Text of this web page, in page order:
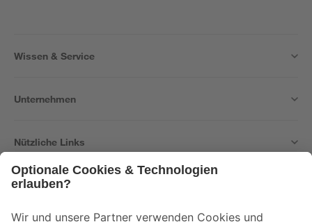
Wissen & Service
Unternehmen
Nützliche Links
Der toom Newsletter: Keine Angebote und Aktionen mehr verpassen!